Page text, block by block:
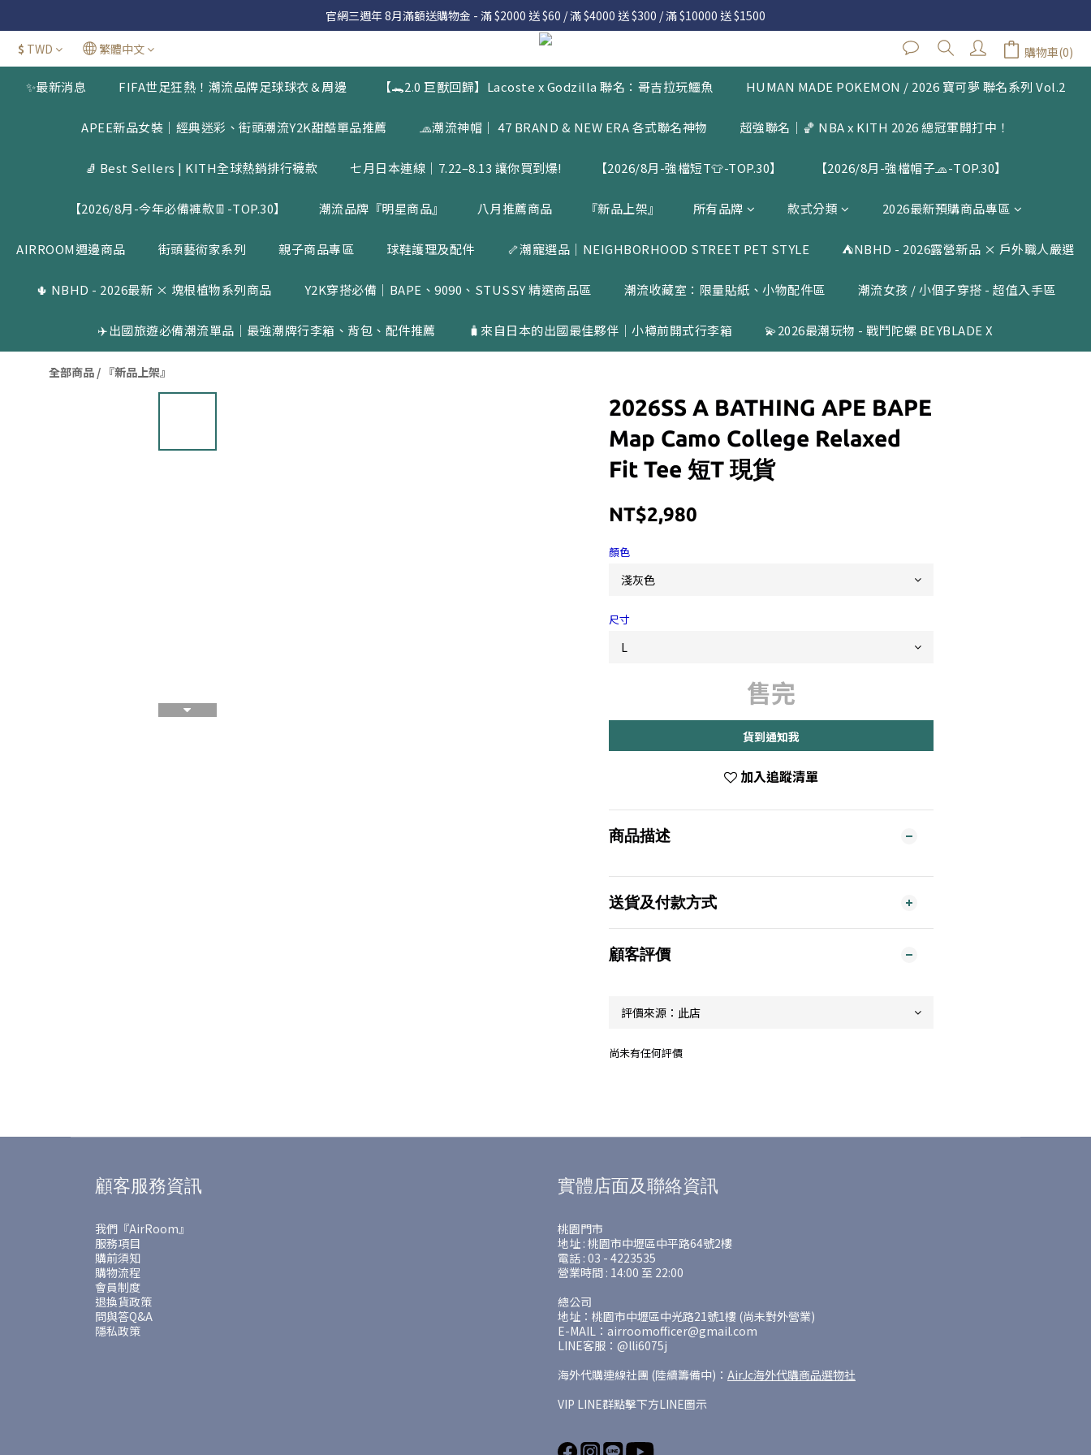
官網三週年 8月滿額送購物金 - 滿 $2000 送 $60 / 滿 $4000 送 $300 / 滿 $10000 送 $1500
官網三週年 8月滿額送購物金 - 滿 $2000 送 $60 / 滿 $4000 送 $300 / 滿 $10000 送 $1500
7.22 – 8.13 日本連線中，絕對讓你買到爆
新加入會員享有 $50購物金  |  消費滿$5000即可免運  |  會員好康制度請詳閱公告
$ TWD 繁體中文 購物車(0)
✨最新消息 FIFA世足狂熱！潮流品牌足球球衣＆周邊 【🐊2.0 巨獸回歸】Lacoste x Godzilla 聯名：哥吉拉玩鱷魚 HUMAN MADE POKEMON / 2026 寶可夢 聯名系列 Vol.2
APEE新品女裝｜經典迷彩、街頭潮流Y2K甜酷單品推薦 🧢潮流神帽｜ 47 BRAND & NEW ERA 各式聯名神物 超強聯名｜🏀 NBA x KITH 2026 總冠軍開打中！
🧦 Best Sellers | KITH全球熱銷排行襪款 七月日本連線｜7.22–8.13 讓你買到爆! 【2026/8月-強檔短T👕-TOP.30】 【2026/8月-強檔帽子🧢-TOP.30】
【2026/8月-今年必備褲款👖-TOP.30】 潮流品牌『明星商品』 八月推薦商品 『新品上架』 所有品牌 款式分類 2026最新預購商品專區
AIRROOM週邊商品 街頭藝術家系列 親子商品專區 球鞋護理及配件 🦴潮寵選品｜NEIGHBORHOOD STREET PET STYLE ⛺️NBHD - 2026露營新品 × 戶外職人嚴選
🌵 NBHD - 2026最新 × 塊根植物系列商品 Y2K穿搭必備｜BAPE、9090、STUSSY 精選商品區 潮流收藏室：限量貼紙、小物配件區 潮流女孩 / 小個子穿搭 - 超值入手區
✈️出國旅遊必備潮流單品｜最強潮牌行李箱、背包、配件推薦 🧳來自日本的出國最佳夥伴｜小樽前開式行李箱 💫2026最潮玩物 - 戰鬥陀螺 BEYBLADE X
全部商品 / 『新品上架』
2026SS A BATHING APE BAPE
Map Camo College Relaxed
Fit Tee 短T 現貨
NT$2,980
顏色
尺寸
售完
貨到通知我
加入追蹤清單
商品描述
送貨及付款方式
顧客評價
尚未有任何評價
顧客服務資訊
我們『AirRoom』
服務項目
購前須知
購物流程
會員制度
退換貨政策
問與答Q&A
隱私政策
實體店面及聯絡資訊
桃園門市
地址 : 桃園市中壢區中平路64號2樓
電話 : 03 - 4223535
營業時間 : 14:00 至 22:00
總公司
地址：桃園市中壢區中光路21號1樓 (尚未對外營業)
E-MAIL：airroomofficer@gmail.com
LINE客服：@lli6075j
海外代購連線社團 (陸續籌備中)： AirJc海外代購商品選物社
VIP LINE群點擊下方LINE圖示